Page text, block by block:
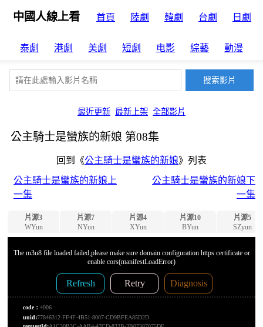
中國人線上看 首頁 陸劇 韓劇 台劇 日劇
泰劇 港劇 美劇 短劇 电影 綜藝 動漫
最近更新 最新上架 全部影片
公主騎士是蠻族的新娘 第08集
回到《公主騎士是蠻族的新娘》列表
公主騎士是蠻族的新娘上
一集
公主騎士是蠻族的新娘下
一集
片源3
WYun
片源7
NYun
片源4
XYun
片源10
BYun
片源5
SZyun